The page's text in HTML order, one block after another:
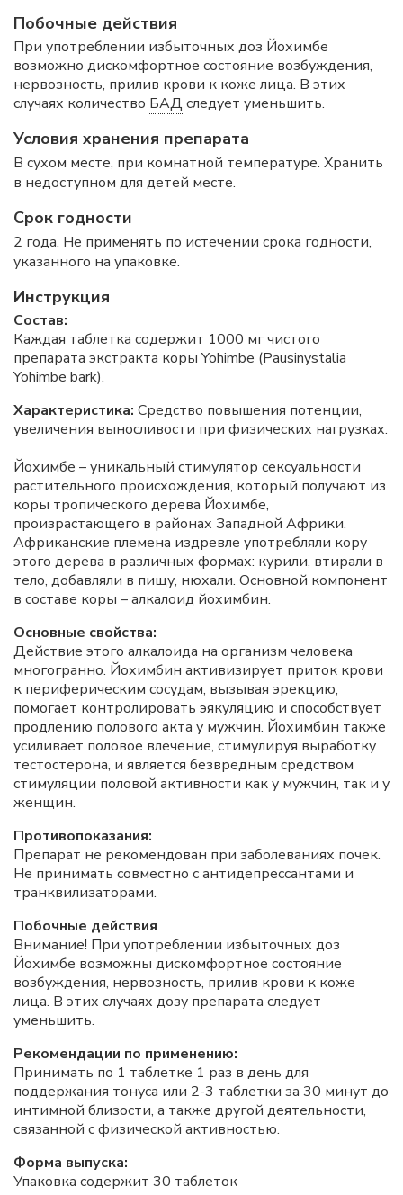
Побочные действия
При употреблении избыточных доз Йохимбе
возможно дискомфортное состояние возбуждения,
нервозность, прилив крови к коже лица. В этих
случаях количество БАД следует уменьшить.
Условия хранения препарата
В сухом месте, при комнатной температуре. Хранить
в недоступном для детей месте.
Срок годности
2 года. Не применять по истечении срока годности,
указанного на упаковке.
Инструкция
Состав:
Каждая таблетка содержит 1000 мг чистого
препарата экстракта коры Yohimbe (Pausinystalia
Yohimbe bark).
Характеристика: Средство повышения потенции,
увеличения выносливости при физических нагрузках.
Йохимбе – уникальный стимулятор сексуальности
растительного происхождения, который получают из
коры тропического дерева Йохимбе,
произрастающего в районах Западной Африки.
Африканские племена издревле употребляли кору
этого дерева в различных формах: курили, втирали в
тело, добавляли в пищу, нюхали. Основной компонент
в составе коры – алкалоид йохимбин.
Основные свойства:
Действие этого алкалоида на организм человека
многогранно. Йохимбин активизирует приток крови
к периферическим сосудам, вызывая эрекцию,
помогает контролировать эякуляцию и способствует
продлению полового акта у мужчин. Йохимбин также
усиливает половое влечение, стимулируя выработку
тестостерона, и является безвредным средством
стимуляции половой активности как у мужчин, так и у
женщин.
Противопоказания:
Препарат не рекомендован при заболеваниях почек.
Не принимать совместно с антидепрессантами и
транквилизаторами.
Побочные действия
Внимание! При употреблении избыточных доз
Йохимбе возможны дискомфортное состояние
возбуждения, нервозность, прилив крови к коже
лица. В этих случаях дозу препарата следует
уменьшить.
Рекомендации по применению:
Принимать по 1 таблетке 1 раз в день для
поддержания тонуса или 2-3 таблетки за 30 минут до
интимной близости, а также другой деятельности,
связанной с физической активностью.
Форма выпуска:
Упаковка содержит 30 таблеток